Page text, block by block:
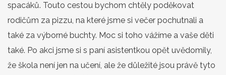
spacáků. Touto cestou bychom chtěly poděkovat
rodičům za pizzu, na které jsme si večer pochutnali a
také za výborné buchty. Moc si toho vážíme a vaše děti
také. Po akci jsme si s paní asistentkou opět uvědomily,
že škola není jen na učení, ale že důležité jsou právě tyto